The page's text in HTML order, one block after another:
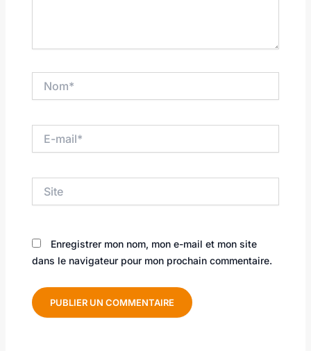
mail*
Enregistrer mon nom, mon e-mail et mon site
dans le navigateur pour mon prochain commentaire.